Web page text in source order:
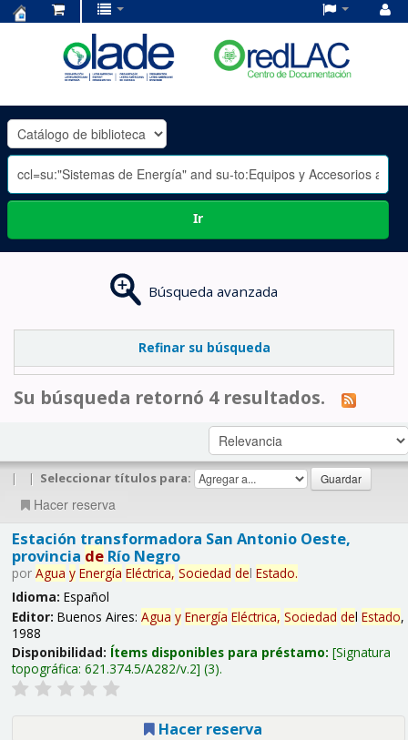
OLADE
-
Ir
Búsqueda avanzada
Refinar su búsqueda
Su búsqueda retornó 4 resultados.
| | Seleccionar títulos para:
Hacer reserva
Estación transformadora San Antonio Oeste,
provincia deRío Negro
por Agua y Energía Eléctrica, Sociedad del Estado.
Idioma: Español
Editor: Buenos Aires: Agua y Energía Eléctrica, Sociedad del Estado,
1988
Disponibilidad: Ítems disponibles para préstamo: Signatura
topográfica: 621.374.5/A282/v.2 (3).
Hacer reserva